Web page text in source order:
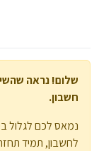
שלום! נראה
חשבון.
נמאס לכם לגלול
לחשבון, תמיד